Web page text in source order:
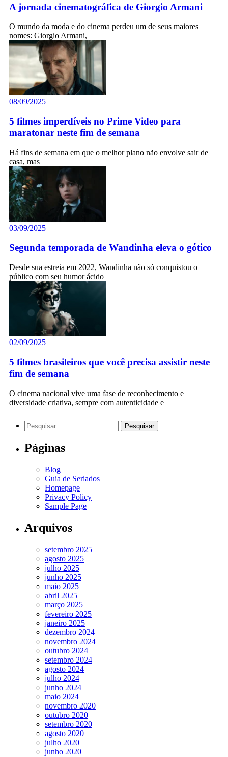
A jornada cinematográfica de Giorgio Armani
O mundo da moda e do cinema perdeu um de seus maiores
nomes: Giorgio Armani,
08/09/2025
5 filmes imperdíveis no Prime Video para
maratonar neste fim de semana
Há fins de semana em que o melhor plano não envolve sair de
casa, mas
03/09/2025
Segunda temporada de Wandinha eleva o gótico
Desde sua estreia em 2022, Wandinha não só conquistou o
público com seu humor ácido
02/09/2025
5 filmes brasileiros que você precisa assistir neste
fim de semana
O cinema nacional vive uma fase de reconhecimento e
diversidade criativa, sempre com autenticidade e
Páginas
Blog
Guia de Seriados
Homepage
Privacy Policy
Sample Page
Arquivos
setembro 2025
agosto 2025
julho 2025
junho 2025
maio 2025
abril 2025
março 2025
fevereiro 2025
janeiro 2025
dezembro 2024
novembro 2024
outubro 2024
setembro 2024
agosto 2024
julho 2024
junho 2024
maio 2024
novembro 2020
outubro 2020
setembro 2020
agosto 2020
julho 2020
junho 2020